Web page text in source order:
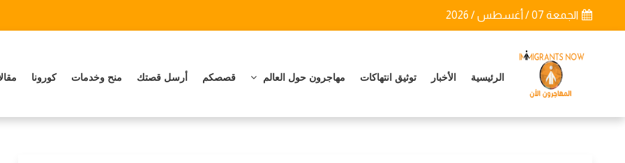
الجمعة 07 / أغسطس / 2026
الرئيسية الأخبار توثيق انتهاكات مهاجرون حول العالم قصصكم أرسل قصتك منح وخدمات كورونا